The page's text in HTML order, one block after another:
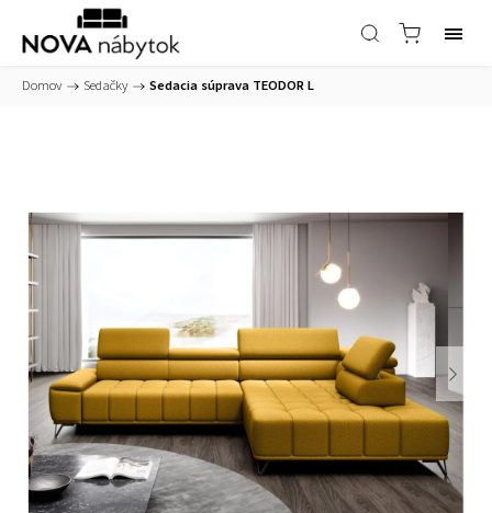
Domov / Sedačky / Sedacia súprava TEODOR L